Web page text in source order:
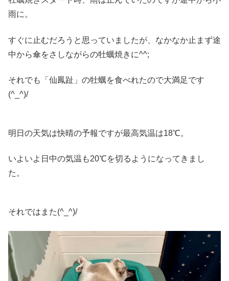
雨に。
すぐに止むだろうと思っていましたが、なかなか止まず途
中から傘をさしながらの牡蠣焼きに^^;
それでも「仙鳳趾」の牡蠣を食べれたので大満足です
(^_^)/
明日の天気は快晴の予報ですが最高気温は18℃。
いよいよ日中の気温も20℃を切るようになってきまし
た。
それではまた(^_^)/